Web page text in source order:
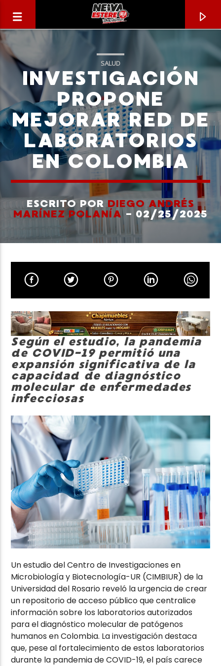
CANCIÓN ACTUAL
TÍTULO
ARTISTA
Neiva Estereo
SALUD
INVESTIGACIÓN
PROPONE
MEJORAR RED DE
LABORATORIOS
EN COLOMBIA
ESCRITO POR DIEGO ANDRÉS
MARÍNEZ POLANÍA- 02/25/2025
Según el estudio, la pandemia
de COVID-19 permitió una
expansión significativa de la
capacidad de diagnóstico
molecular de enfermedades
infecciosas
Un estudio del Centro de Investigaciones en
Microbiología y Biotecnología-UR (CIMBIUR) de la
Universidad del Rosario reveló la urgencia de crear
un repositorio de acceso público que centralice
información sobre los laboratorios autorizados
para el diagnóstico molecular de patógenos
humanos en Colombia. La investigación destaca
que, pese al fortalecimiento de estos laboratorios
durante la pandemia de COVID-19, el país carece